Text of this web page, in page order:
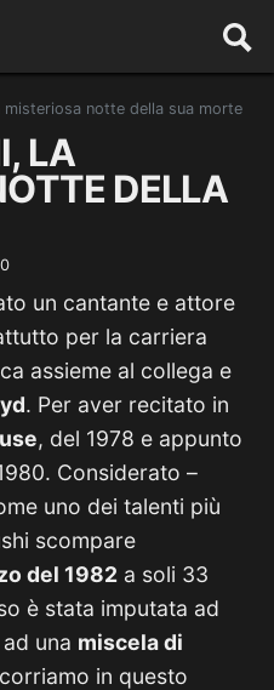
misteriosa notte della sua morte
LA
DELLA
un cantante e attore
per la carriera
assieme al collega e
. Per aver recitato in
, del 1978 e appunto
Considerato –
uno dei talenti più
scompare
del 1982 a soli 33
è stata imputata ad
una miscela di
in questo